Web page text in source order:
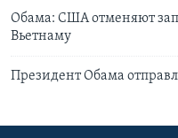
Обама: США отменяют
Вьетнаму
Президент Обама